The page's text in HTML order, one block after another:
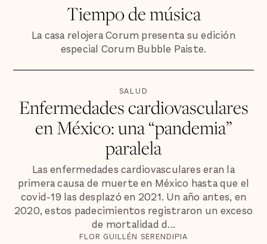
Tiempo de música
La casa relojera Corum presenta su edición
especial Corum Bubble Paiste.
SALUD
Enfermedades cardiovasculares
en México: una “pandemia”
paralela
Las enfermedades cardiovasculares eran la
primera causa de muerte en México hasta que el
covid-19 las desplazó en 2021. Un año antes, en
2020, estos padecimientos registraron un exceso
de mortalidad d...
FLOR GUILLÉN SERENDIPIA